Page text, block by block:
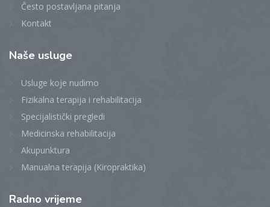
Često postavljana pitanja
Kontakt
Naše usluge
Usluge koje nudimo
Fizikalna terapija i rehabilitacija
Specijalistički pregledi
Medicinska rehabilitacija
Akupunktura
Manualna terapija (Kiropraktika)
Radno vrijeme